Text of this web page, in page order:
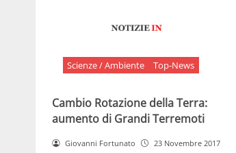
Scienze / Ambiente Top-News
Cambio Rotazione della Terra:
aumento di Grandi Terremoti
Giovanni Fortunato 23 Novembre 2017